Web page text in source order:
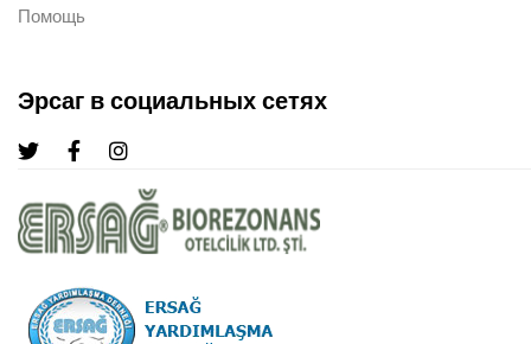
Помощь
Эрсаг в социальных сетях